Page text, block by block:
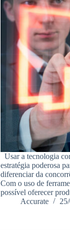
Usar a tecnologia
estratégia poderosa
diferenciar da
Com o uso de
possível oferecer
Accurate